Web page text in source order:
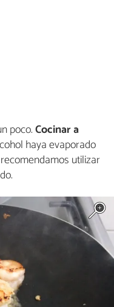
poco.Cocinar a
haya evaporado
utilizar